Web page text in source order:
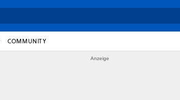
COMMUNITY